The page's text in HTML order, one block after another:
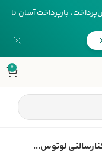
بازپرداخت آسان تا
0
لوتوس...